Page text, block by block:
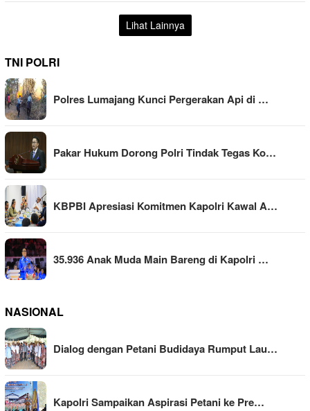
Lihat Lainnya
TNI POLRI
Polres Lumajang Kunci Pergerakan Api di …
Pakar Hukum Dorong Polri Tindak Tegas Ko…
KBPBI Apresiasi Komitmen Kapolri Kawal A…
35.936 Anak Muda Main Bareng di Kapolri …
NASIONAL
Dialog dengan Petani Budidaya Rumput Lau…
Kapolri Sampaikan Aspirasi Petani ke Pre…